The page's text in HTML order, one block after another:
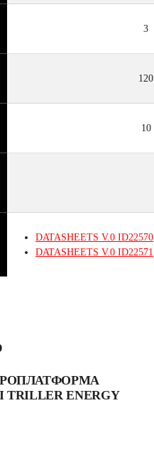
3
120
10
DATASHEETS V.0 ID22570
DATASHEETS V.0 ID22571
TRILLER ENERGY